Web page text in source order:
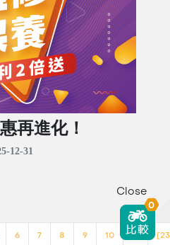
再進化！
12-31
6 7 8 9 10 >>
Close
0